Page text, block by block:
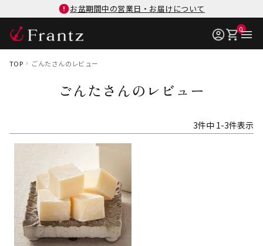
お盆期間中の営業日・お届けについて
0
TOP ごんたさんのレビュー
ごんたさんのレビュー
3件中 1-3件表示